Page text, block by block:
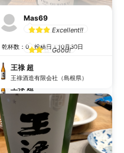
Good!
乾杯数：0
王祿 超
王祿酒造有限会社（島根県）
Mas69
Excellent!!
乾杯数：0 投稿日：10月30日
王祿 超
王祿酒造有限会社（島根県）